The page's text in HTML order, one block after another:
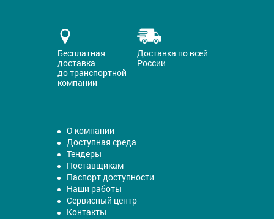
Бесплатная
доставка
до транспортной
компании
Доставка по всей
России
О компании
Доступная среда
Тендеры
Поставщикам
Паспорт доступности
Наши работы
Сервисный центр
Контакты